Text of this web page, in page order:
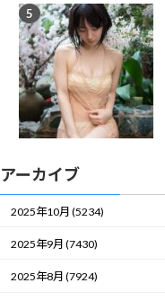
アーカイブ
2025年10月 (5234)
2025年9月 (7430)
2025年8月 (7924)